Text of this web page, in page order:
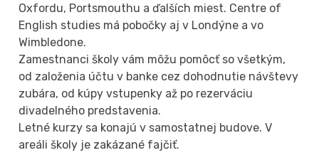
Oxfordu, Portsmouthu a ďalších miest. Centre of
English studies má pobočky aj v Londýne a vo
Wimbledone.
Zamestnanci školy vám môžu pomôcť so všetkým,
od založenia účtu v banke cez dohodnutie návštevy
zubára, od kúpy vstupenky až po rezerváciu
divadelného predstavenia.
Letné kurzy sa konajú v samostatnej budove. V
areáli školy je zakázané fajčiť.